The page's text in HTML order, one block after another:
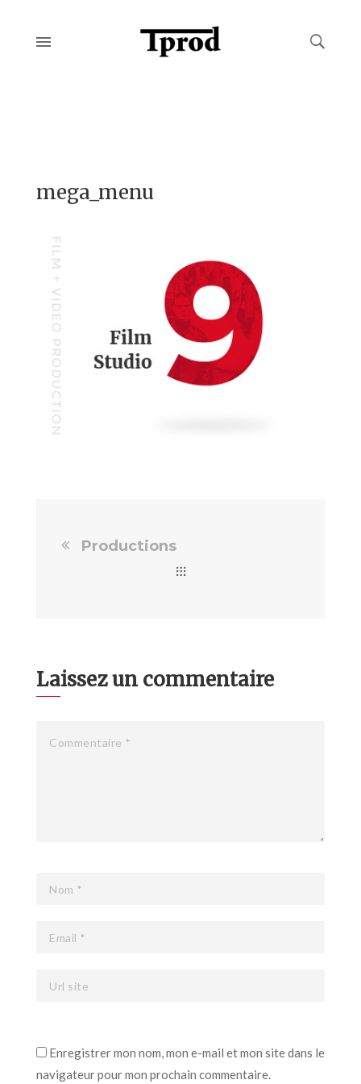
mega_menu
Productions
Laissez un commentaire
Enregistrer mon nom, mon e-mail et mon site dans le
navigateur pour mon prochain commentaire.